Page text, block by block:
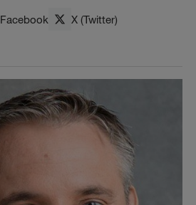
Facebook
X (Twitter)